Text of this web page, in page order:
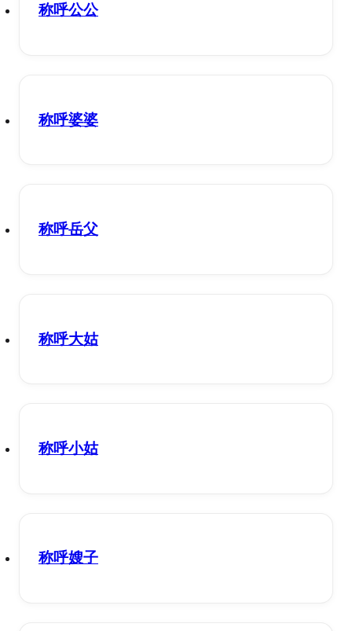
称呼公公
称呼婆婆
称呼岳父
称呼大姑
称呼小姑
称呼嫂子